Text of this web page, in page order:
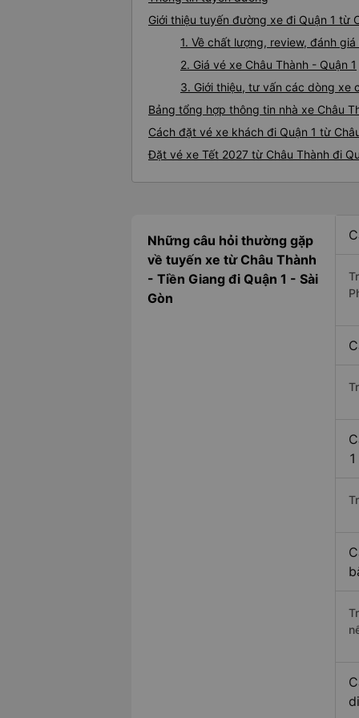
Giới thiệu tuyến đường xe đi Quận 1 từ
1. Về chất lượng, review, đánh
2. Giá vé xe Châu Thành - Quận 1
3. Giới thiệu, tư vấn các dòng xe
Bảng tổng hợp thông tin nhà xe Châu
Cách đặt vé xe khách đi Quận 1 từ
Đặt vé xe Tết 2027 từ Châu Thành đi
Những câu hỏi thường gặp
về tuyến xe từ Châu Thành
- Tiền Giang đi Quận 1 - Sài
Gòn